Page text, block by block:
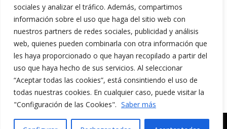
sociales y analizar el tráfico. Además, compartimos
información sobre el uso que haga del sitio web con
nuestros partners de redes sociales, publicidad y análisis
web, quienes pueden combinarla con otra información que
les haya proporcionado o que hayan recopilado a partir del
uso que haya hecho de sus servicios. Al seleccionar
“Aceptar todas las cookies”, está consintiendo el uso de
todas nuestras cookies. En cualquier caso, puede visitar la
"Configuración de las Cookies". Saber más
Aviso Legal y Política de Privacidad
Política de Cookies
MERAKI CULTURA AUDIOVISUAL. Todos los